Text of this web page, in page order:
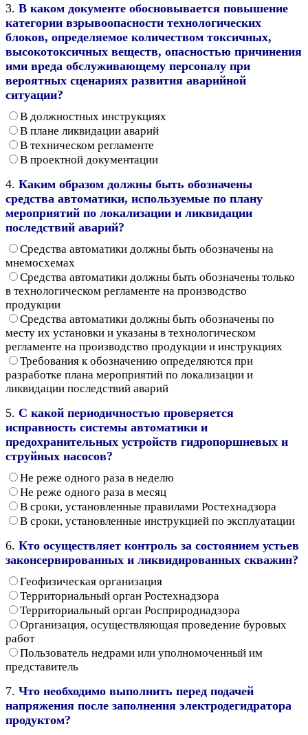
3. В каком документе обосновывается повышение
категории взрывоопасности технологических
блоков, определяемое количеством токсичных,
высокотоксичных веществ, опасностью причинения
ими вреда обслуживающему персоналу при
вероятных сценариях развития аварийной
ситуации?
В должностных инструкциях
В плане ликвидации аварий
В техническом регламенте
В проектной документации
4. Каким образом должны быть обозначены
средства автоматики, используемые по плану
мероприятий по локализации и ликвидации
последствий аварий?
Средства автоматики должны быть обозначены на
мнемосхемах
Средства автоматики должны быть обозначены только
в технологическом регламенте на производство
продукции
Средства автоматики должны быть обозначены по
месту их установки и указаны в технологическом
регламенте на производство продукции и инструкциях
Требования к обозначению определяются при
разработке плана мероприятий по локализации и
ликвидации последствий аварий
5. С какой периодичностью проверяется
исправность системы автоматики и
предохранительных устройств гидропоршневых и
струйных насосов?
Не реже одного раза в неделю
Не реже одного раза в месяц
В сроки, установленные правилами Ростехнадзора
В сроки, установленные инструкцией по эксплуатации
6. Кто осуществляет контроль за состоянием устьев
законсервированных и ликвидированных скважин?
Геофизическая организация
Территориальный орган Ростехнадзора
Территориальный орган Росприроднадзора
Организация, осуществляющая проведение буровых
работ
Пользователь недрами или уполномоченный им
представитель
7. Что необходимо выполнить перед подачей
напряжения после заполнения электродегидратора
продуктом?